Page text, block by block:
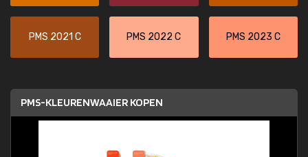
PMS 2021 C PMS 2022 C PMS 2023 C
PMS-KLEURENWAAIER KOPEN